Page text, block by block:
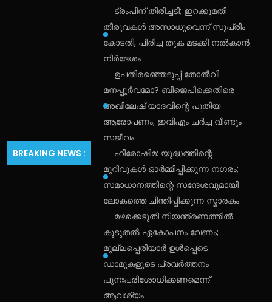
BREAKING NEWS :
ട്രംപിന് തിരിച്ചടി; ഇറക്കുമതി
തീരുവകൾ അസാധുവെന്ന് സുപ്രീം
കോടതി, പിരിച്ച തുക മടക്കി നൽകാൻ
നിർദേശം
ഉപതിരഞ്ഞെടുപ്പ് തോൽവി
മനപ്പൂർവമോ? ബിജെപിക്കെതിരെ
അഖിലേഷ് യാദവിന്റെ പുതിയ
ആരോപണം; ഇവിഎം ചർച്ച വീണ്ടും
സജീവം
ഹിരോഷിമ: യുദ്ധത്തിന്റെ
മുറിവുകൾ ഓർമ്മിപ്പിക്കുന്ന നഗരം;
സമാധാനത്തിന്റെ സന്ദേശവുമായി
ലോകത്തെ ചിന്തിപ്പിക്കുന്ന സ്മാരകം
മഴക്കെടുതി നിയന്ത്രണത്തിൽ
കൂടുതൽ ഏകോപനം വേണം;
മുല്ലപ്പെരിയാർ ഉൾപ്പെടെ
ഡാമുകളുടെ പ്രവർത്തനം
പുനഃപരിശോധിക്കണമെന്ന്
ആവശ്യം